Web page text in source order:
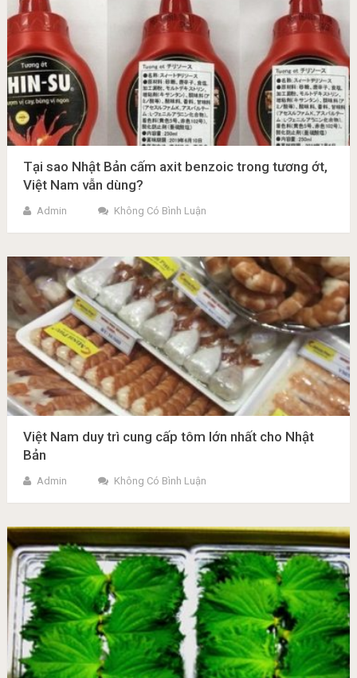
Tại sao Nhật Bản cấm axit benzoic trong tương ớt,
Việt Nam vẫn dùng?
Admin Không Có Bình Luận
Việt Nam duy trì cung cấp tôm lớn nhất cho Nhật
Bản
Admin Không Có Bình Luận